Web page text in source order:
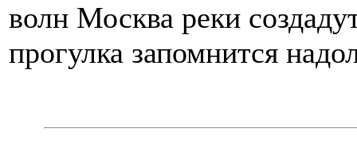
волн Москва реки
прогулка запомнится